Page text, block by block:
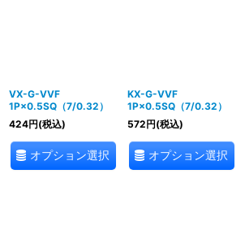
VX-G-VVF
1P×0.5SQ（7/0.32）
424円(税込)
オプション選択
KX-G-VVF
1P×0.5SQ（7/0.32）
572円(税込)
オプション選択